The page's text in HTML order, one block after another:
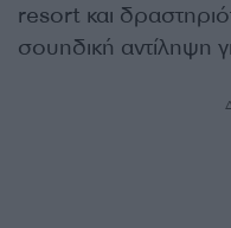
resort και
σουηδική αντίληψη